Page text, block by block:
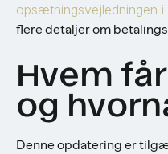
opsætningsvejledningen
flere detaljer om
Hvem
og
Denne opdatering er